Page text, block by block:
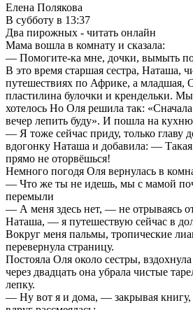
Елена Полякова
В субботу в 13:37
Два пирожных - читать онлайн
Мама вошла в комнату и сказала:
— Помогите-ка мне, дочки, вымыть
В это время старшая сестра, Наташа,
путешествиях по Африке, а младшая,
пластилина булочки и крендельки.
хотелось Но Оля решила так:
вечер лепить буду». И пошла на
— Я тоже сейчас приду, только главу
вдогонку Наташа и добавила: — Такая
прямо не оторвёшься!
Немного погодя Оля вернулась в
— Что же ты не идешь, мы с мамой
перемыли
— А меня здесь нет, — не отрываясь
Наташа, — я путешествую сейчас в
Вокруг меня пальмы, тропические
перевернула страницу.
Постояла Оля около сестры,
через двадцать она убрала чистые
лепку.
— Ну вот я и дома, — закрывая книгу,